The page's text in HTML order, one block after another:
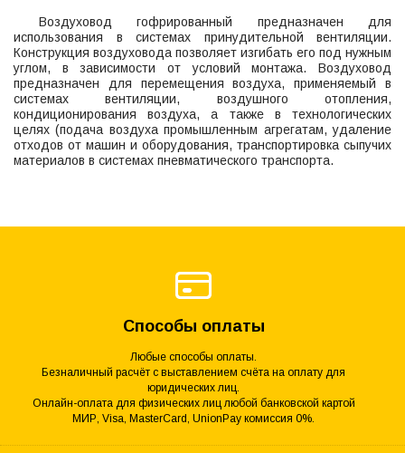
Воздуховод гофрированный предназначен для
использования в системах принудительной вентиляции.
Конструкция воздуховода позволяет изгибать его под нужным
углом, в зависимости от условий монтажа. Воздуховод
предназначен для перемещения воздуха, применяемый в
системах вентиляции, воздушного отопления,
кондиционирования воздуха, а также в технологических
целях (подача воздуха промышленным агрегатам, удаление
отходов от машин и оборудования, транспортировка сыпучих
материалов в системах пневматического транспорта.
Способы оплаты
Любые способы оплаты.
Безналичный расчёт с выставлением счёта на оплату для
юридических лиц.
Онлайн-оплата для физических лиц любой банковской картой
МИР, Visa, MasterCard, UnionPay комиссия 0%.